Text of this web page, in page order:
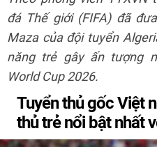
đá Thế giới (FIFA) đã
Maza của đội tuyển
năng trẻ gây ấn tượng
World Cup 2026.
Tuyển thủ gốc Việt
thủ trẻ nổi bật nhất